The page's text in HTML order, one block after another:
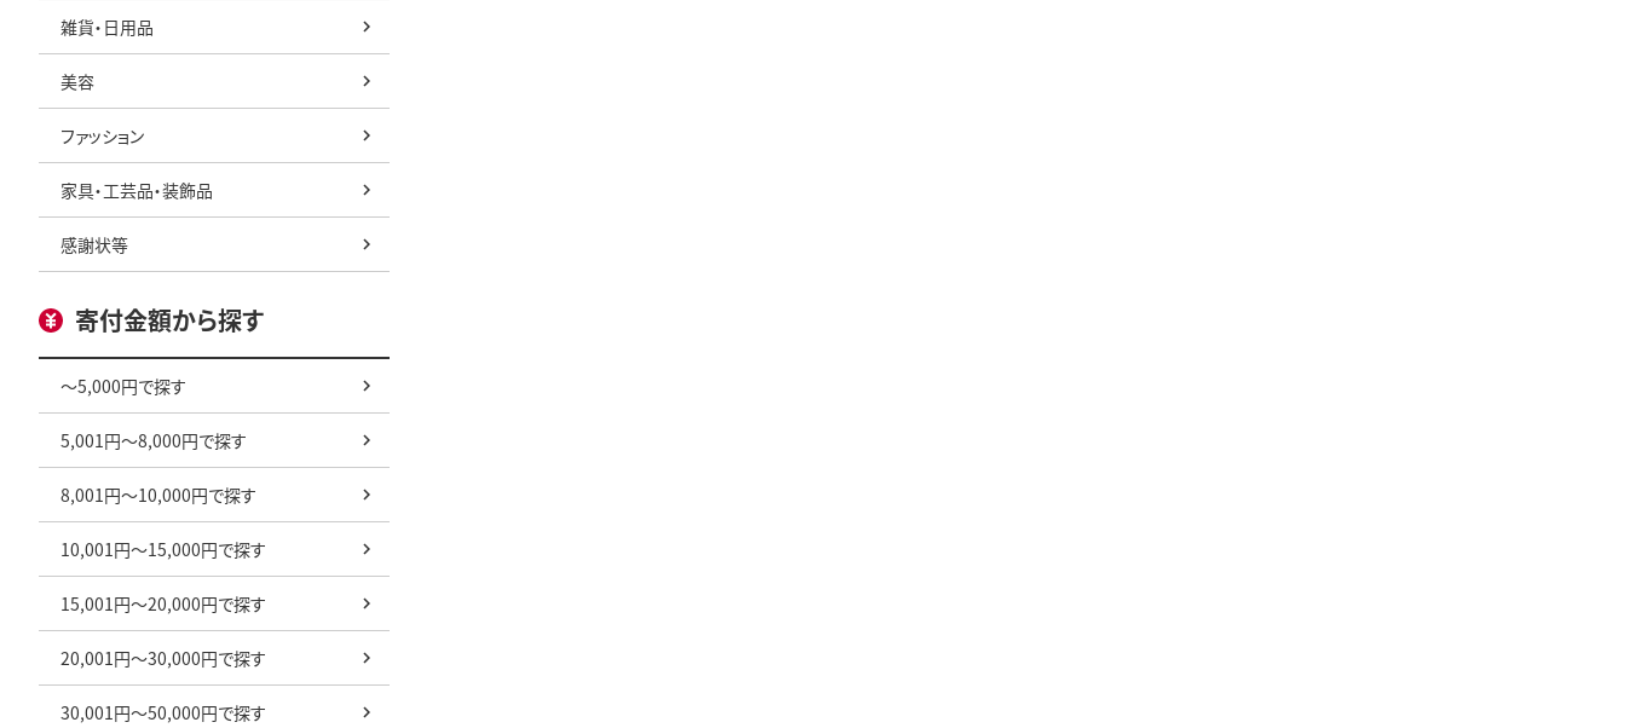
雑貨・日用品
美容
ファッション
家具・工芸品・装飾品
感謝状等
寄付金額から探す
～5,000円で探す
5,001円～8,000円で探す
8,001円～10,000円で探す
10,001円～15,000円で探す
15,001円～20,000円で探す
20,001円～30,000円で探す
30,001円～50,000円で探す